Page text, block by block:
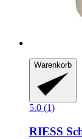
Warenkorb
5.0 (1)
RIESS